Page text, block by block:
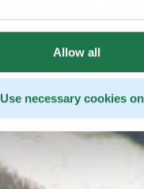
Allow all
Use necessary cookies